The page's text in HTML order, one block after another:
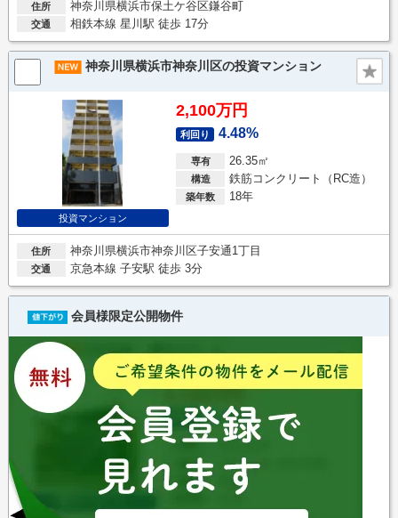
住所 神奈川県横浜市保土ケ谷区鎌谷町
交通 相鉄本線 星川駅 徒歩 17分
神奈川県横浜市神奈川区の投資マンション
投資マンション
2,100万円
利回り 4.48%
専有 26.35㎡
構造 鉄筋コンクリート（RC造）
築年数 18年
住所 神奈川県横浜市神奈川区子安通1丁目
交通 京急本線 子安駅 徒歩 3分
会員様限定公開物件